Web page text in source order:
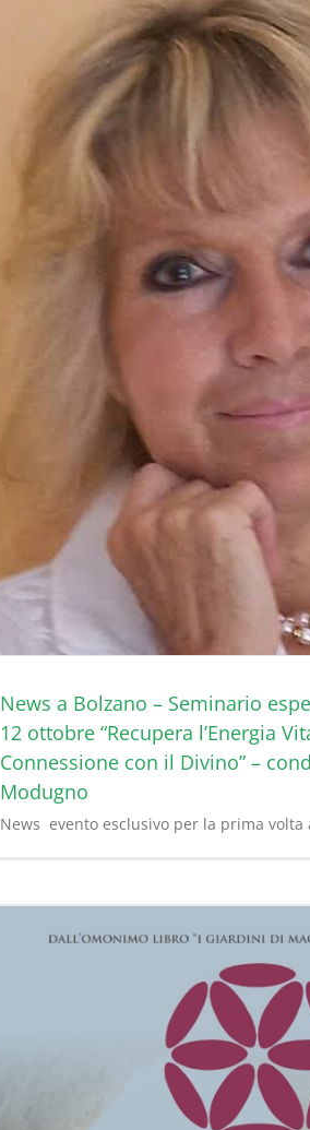
News a Bolzano – Seminario
12 ottobre “Recupera l’Energia
Connessione con il Divino” –
Modugno
News evento esclusivo per la prima volta